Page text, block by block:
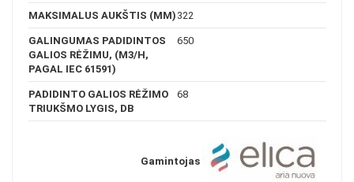
MAKSIMALUS AUKŠTIS (MM) 322
GALINGUMAS PADIDINTOS
GALIOS RĖŽIMU, (M3/H,
PAGAL IEC 61591)
650
PADIDINTO GALIOS RĖŽIMO
TRIUKŠMO LYGIS, DB
68
Gamintojas